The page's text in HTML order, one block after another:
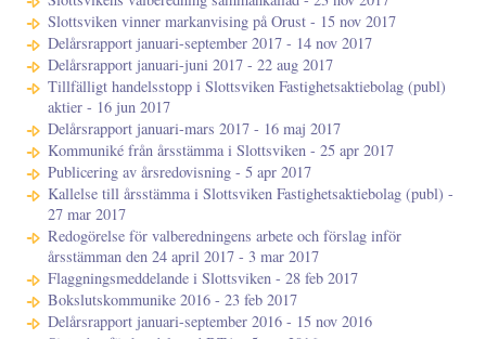
Slottsviken vinner markanvising på Orust - 15 nov 2017
Delårsrapport januari-september 2017 - 14 nov 2017
Delårsrapport januari-juni 2017 - 22 aug 2017
Tillfälligt handelsstopp i Slottsviken Fastighetsaktiebolag (publ)
aktier - 16 jun 2017
Delårsrapport januari-mars 2017 - 16 maj 2017
Kommuniké från årsstämma i Slottsviken - 25 apr 2017
Publicering av årsredovisning - 5 apr 2017
Kallelse till årsstämma i Slottsviken Fastighetsaktiebolag (publ) -
27 mar 2017
Redogörelse för valberedningens arbete och förslag inför
årsstämman den 24 april 2017 - 3 mar 2017
Flaggningsmeddelande i Slottsviken - 28 feb 2017
Bokslutskommunike 2016 - 23 feb 2017
Delårsrapport januari-september 2016 - 15 nov 2016